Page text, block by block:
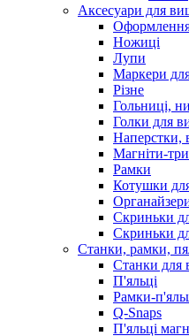
Аксесуари для
Ножиці
Лупи
Маркери
Різне
Гольниці,
Голки для
Наперстки,
Магніти-
Рамки
Котушки
Скриньки
Скриньки
Станки, рамки,
Станки для
П'яльці
Рамки-
Q-Snaps
П'яльці